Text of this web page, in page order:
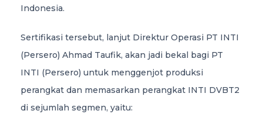
Indonesia.
Sertifikasi tersebut, lanjut Direktur Operasi PT INTI
(Persero) Ahmad Taufik, akan jadi bekal bagi PT
INTI (Persero) untuk menggenjot produksi
perangkat dan memasarkan perangkat INTI DVBT2
di sejumlah segmen, yaitu: